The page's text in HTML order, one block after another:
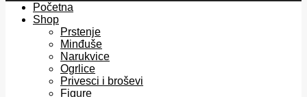
Početna
Shop
Prstenje
Minđuše
Narukvice
Ogrlice
Privesci i broševi
Figure